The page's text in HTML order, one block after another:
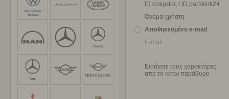
ID εταιρείας / ID partslink24
Όνομα χρήστη
Αποθηκευμένο e-mail
E-mail
Εισάγετε τους χαρακτήρες
από το κάτω παράθυρο